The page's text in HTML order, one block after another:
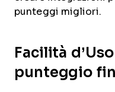
punteggi migliori.
Facilità
punteggio